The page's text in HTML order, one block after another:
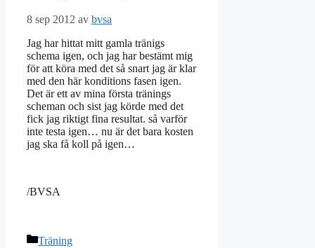
8 sep 2012 av bvsa
Jag har hittat mitt gamla tränigs
schema igen, och jag har bestämt mig
för att köra med det så snart jag är klar
med den här konditions fasen igen.
Det är ett av mina första tränings
scheman och sist jag körde med det
fick jag riktigt fina resultat. så varför
inte testa igen… nu är det bara kosten
jag ska få koll på igen…
/BVSA
Kategorier
Träning